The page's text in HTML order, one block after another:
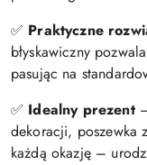
✅ Praktyczne
błyskawiczny
pasując na
✅ Idealny prezent–
dekoracji, poszewka
każdą okazję –